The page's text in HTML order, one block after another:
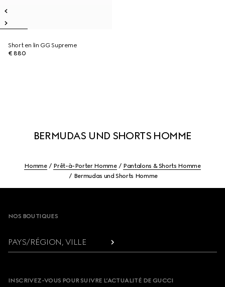
Short en lin GG Supreme
€ 880
BERMUDAS UND SHORTS HOMME
Homme Prêt-à-Porter Homme
Pantalons & Shorts Homme
Bermudas und Shorts Homme
NOS BOUTIQUES
PAYS/RÉGION, VILLE
INSCRIVEZ-VOUS POUR SUIVRE L’ACTUALITÉ DE GUCCI